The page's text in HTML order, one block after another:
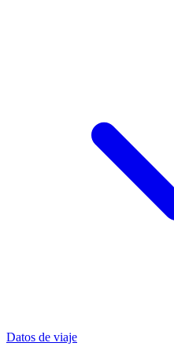
Datos de viaje